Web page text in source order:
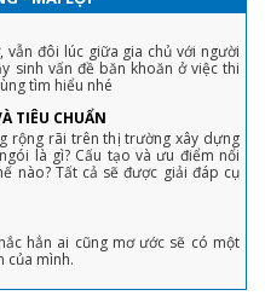
đôi lúc giữa gia chủ với người
sinh vấn đề băn khoăn ở việc thi
tìm hiểu nhé
TIÊU CHUẨN
rộng rãi trên thị trường xây dựng
là gì? Cấu tạo và ưu điểm nổi
nào? Tất cả sẽ được giải đáp cụ
hẳn ai cũng mơ ước sẽ có một
của mình.